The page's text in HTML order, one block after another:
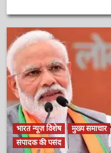
भारत न्यूज़ विशेष
मुख्य समाचार